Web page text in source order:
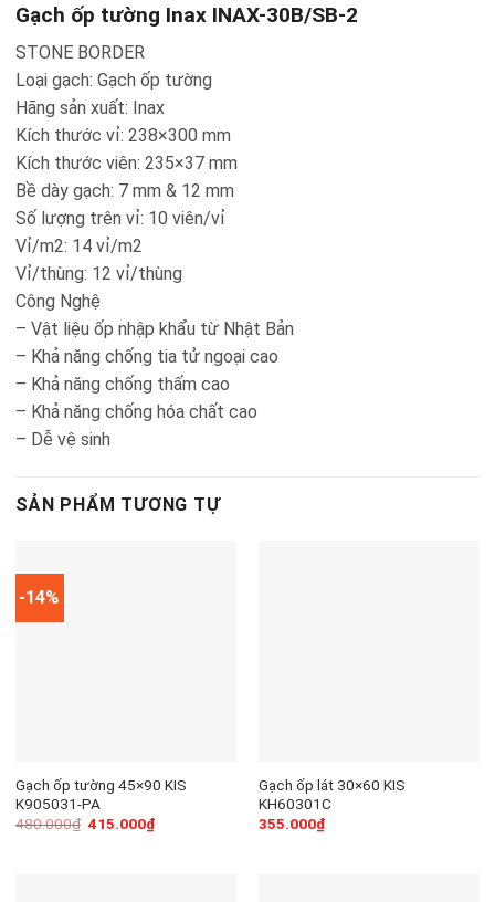
Gạch ốp tường Inax INAX-30B/SB-2
STONE BORDER
Loại gạch: Gạch ốp tường
Hãng sản xuất: Inax
Kích thước vỉ: 238×300 mm
Kích thước viên: 235×37 mm
Bề dày gạch: 7 mm & 12 mm
Số lượng trên vỉ: 10 viên/vỉ
Vỉ/m2: 14 vỉ/m2
Vỉ/thùng: 12 vỉ/thùng
Công Nghệ
– Vật liệu ốp nhập khẩu từ Nhật Bản
– Khả năng chống tia tử ngoại cao
– Khả năng chống thấm cao
– Khả năng chống hóa chất cao
– Dễ vệ sinh
SẢN PHẨM TƯƠNG TỰ
-14%
Gạch ốp tường 45×90 KIS
K905031-PA
480.000₫ 415.000₫
Gạch ốp lát 30×60 KIS
KH60301C
355.000₫